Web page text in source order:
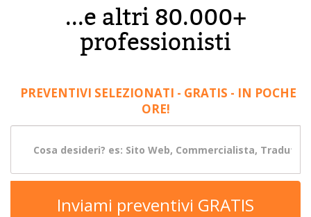
...e altri 80.000+
professionisti
PREVENTIVI SELEZIONATI - GRATIS - IN POCHE
ORE!
Inviami preventivi GRATIS